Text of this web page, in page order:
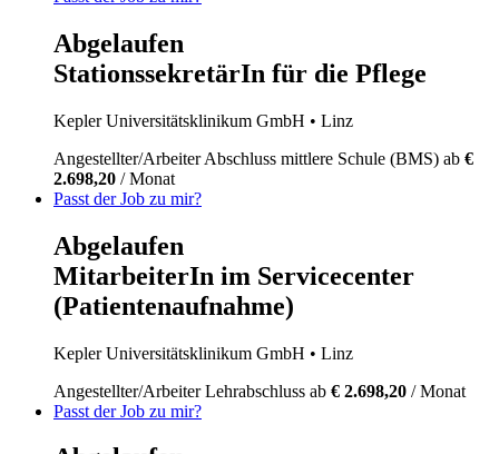
Abgelaufen
StationssekretärIn für die Pflege
Kepler Universitätsklinikum GmbH • Linz
Angestellter/ArbeiterAbschluss mittlere Schule (BMS) ab €
2.698,20 / Monat
Passt der Job zu mir?
Abgelaufen
MitarbeiterIn im Servicecenter
(Patientenaufnahme)
Kepler Universitätsklinikum GmbH • Linz
Angestellter/ArbeiterLehrabschluss ab € 2.698,20 / Monat
Passt der Job zu mir?